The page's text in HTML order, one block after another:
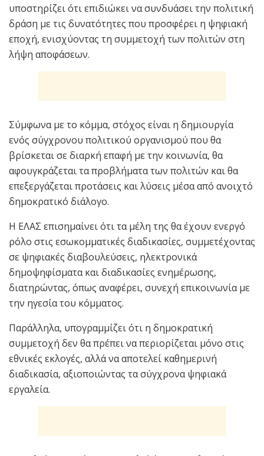
υποστηρίζει ότι επιδιώκει να συνδυάσει την πολιτική
δράση με τις δυνατότητες που προσφέρει η ψηφιακή
εποχή, ενισχύοντας τη συμμετοχή των πολιτών στη
λήψη αποφάσεων.
Σύμφωνα με το κόμμα, στόχος είναι η δημιουργία
ενός σύγχρονου πολιτικού οργανισμού που θα
βρίσκεται σε διαρκή επαφή με την κοινωνία, θα
αφουγκράζεται τα προβλήματα των πολιτών και θα
επεξεργάζεται προτάσεις και λύσεις μέσα από ανοιχτό
δημοκρατικό διάλογο.
Η ΕΛΑΣ επισημαίνει ότι τα μέλη της θα έχουν ενεργό
ρόλο στις εσωκομματικές διαδικασίες, συμμετέχοντας
σε ψηφιακές διαβουλεύσεις, ηλεκτρονικά
δημοψηφίσματα και διαδικασίες ενημέρωσης,
διατηρώντας, όπως αναφέρει, συνεχή επικοινωνία με
την ηγεσία του κόμματος.
Παράλληλα, υπογραμμίζει ότι η δημοκρατική
συμμετοχή δεν θα πρέπει να περιορίζεται μόνο στις
εθνικές εκλογές, αλλά να αποτελεί καθημερινή
διαδικασία, αξιοποιώντας τα σύγχρονα ψηφιακά
εργαλεία.